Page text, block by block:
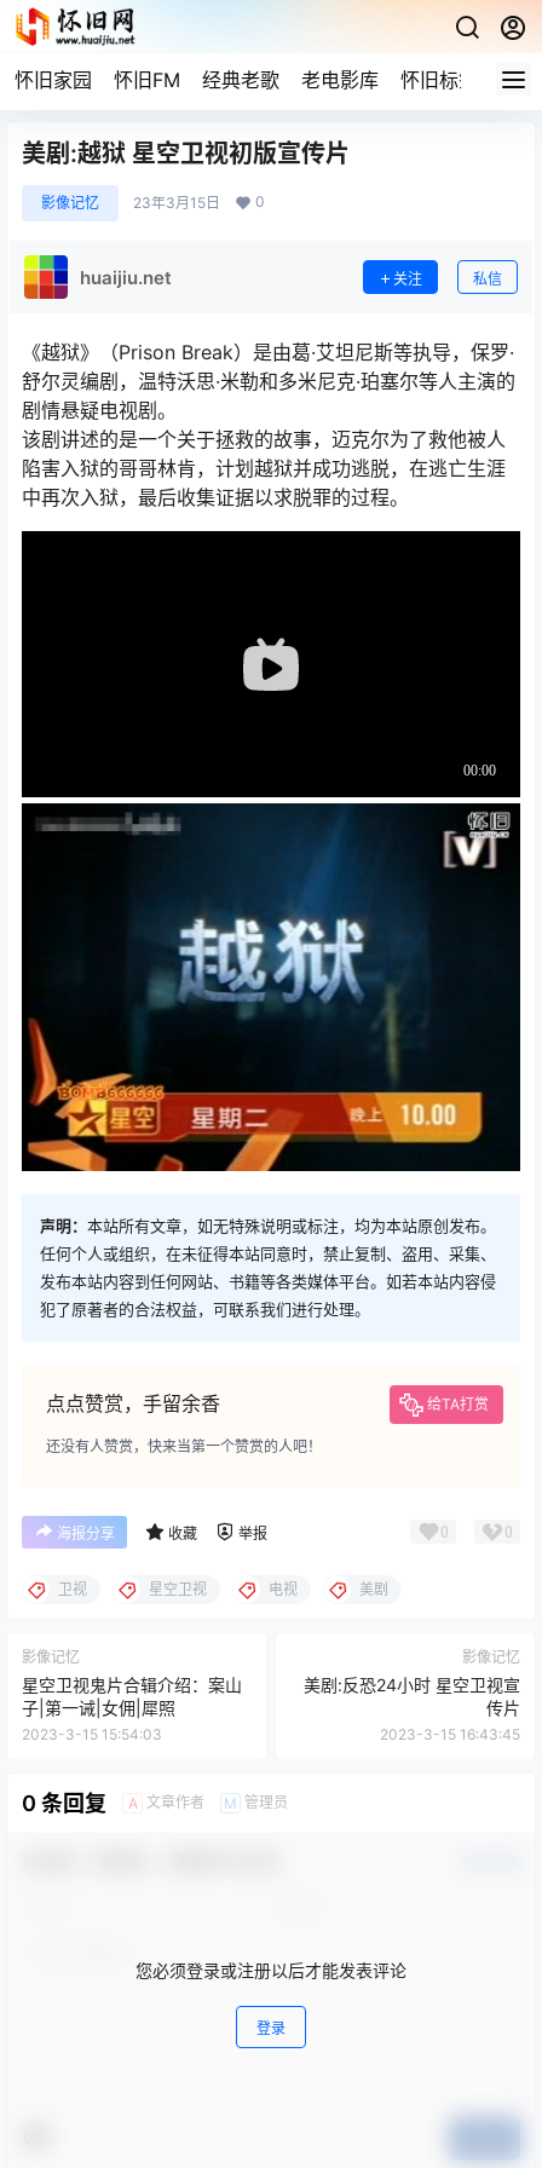
怀旧家园 怀旧FM 经典老歌 老电影库 怀旧标签 网
美剧:越狱 星空卫视初版宣传片
影像记忆 23年3月15日 0
huaijiu.net 关注 私信
《越狱》（Prison Break）是由葛·艾坦尼斯等执导，保罗·
舒尔灵编剧，温特沃思·米勒和多米尼克·珀塞尔等人主演的
剧情悬疑电视剧。
该剧讲述的是一个关于拯救的故事，迈克尔为了救他被人
陷害入狱的哥哥林肯，计划越狱并成功逃脱，在逃亡生涯
中再次入狱，最后收集证据以求脱罪的过程。
声明： 本站所有文章，如无特殊说明或标注，均为本站原创发布。
任何个人或组织，在未征得本站同意时，禁止复制、盗用、采集、
发布本站内容到任何网站、书籍等各类媒体平台。如若本站内容侵
犯了原著者的合法权益，可联系我们进行处理。
点点赞赏，手留余香 给TA打赏
还没有人赞赏，快来当第一个赞赏的人吧！
海报分享 收藏 举报 0 0
卫视 星空卫视 电视 美剧
影像记忆
星空卫视鬼片合辑介绍：案山
子|第一诫|女佣|犀照
2023-3-15 15:54:03
影像记忆
美剧:反恐24小时 星空卫视宣
传片
2023-3-15 16:43:45
0 条回复 A 文章作者 M 管理员
您必须登录或注册以后才能发表评论
登录